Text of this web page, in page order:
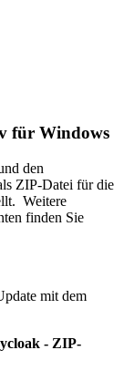
für Windows
den
ZIP-Datei für die
Weitere
finden Sie
mit dem
- ZIP-